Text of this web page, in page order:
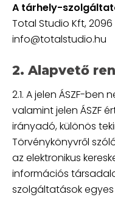
A tárhely-
Total Studio Kft, 2096
info@totalstudio.hu
2. Alapvető
2.1. A jelen ÁSZF-
valamint jelen ÁSZF
irányadó, különös
Törvénykönyvről szóló
az elektronikus
információs
szolgáltatások egyes